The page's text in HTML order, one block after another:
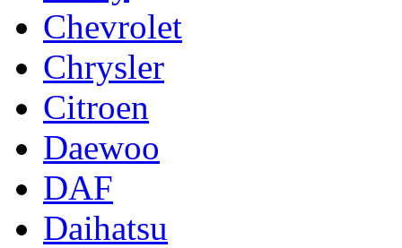
Chevrolet
Chrysler
Citroen
Daewoo
DAF
Daihatsu